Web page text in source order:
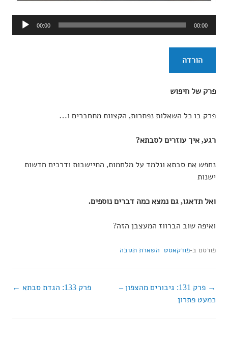
אודיו
00:00 00:00
הורדה
פרק של חיפוש
פרק בו כל השאלות נפתרות, הקצוות מתחברים ו…
רגע, איך עוזרים לסבתא?
נחפש את סבתא ונלמד על מלחמות, התיישבות ודרכים חדשות
ישנות
ואל תדאגו, גם נמצא כמה דברים נוספים.
ואיפה שוב הברווז המעצבן הזה?
פורסם ב-פודקאסט השארת תגובה
ניווט
פרק 131: גיבורים מהצפון –
כמעט פתרון
פרק 133: הגדת סבתא